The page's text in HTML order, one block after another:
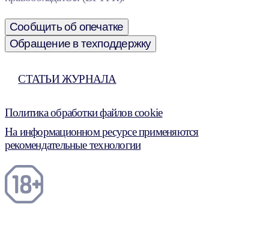
Сообщить об опечатке
Обращение в техподдержку
СТАТЬИ ЖУРНАЛА
Политика обработки файлов cookie
На информационном ресурсе применяются
рекомендательные технологии